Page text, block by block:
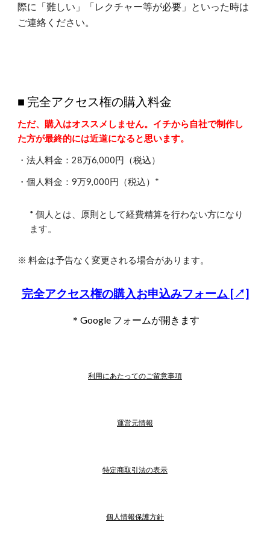
際に「難しい」「レクチャー等が必要」といった時は
ご連絡ください。
■ 完全アクセス権の購入料金
ただ、購入はオススメしません。イチから自社で制作し
た方が最終的には近道になると思います。
・法人料金：28万6,000円（税込）
・個人料金：9万9,000円（税込）*
* 個人とは、原則として経費精算を行わない方になり
ます。
※ 料金は予告なく変更される場合があります。
完全アクセス権の購入お申込みフォーム [↗]
＊Google フォームが開きます
利用にあたってのご留意事項
運営元情報
特定商取引法の表示
個人情報保護方針